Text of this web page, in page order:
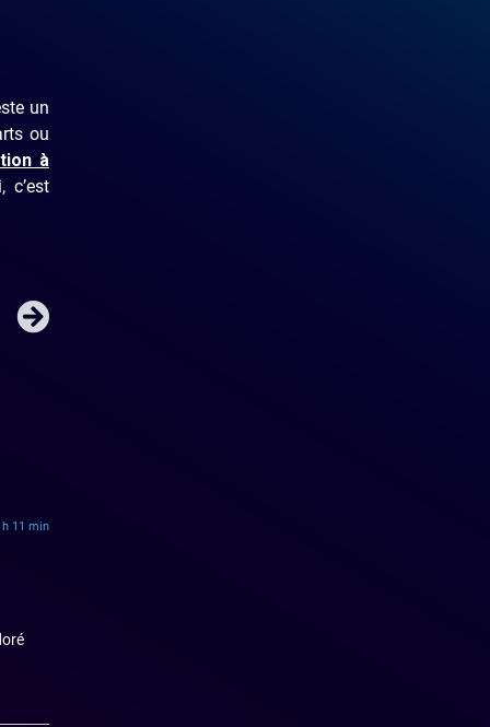
un
ou
à
c’est
11 min